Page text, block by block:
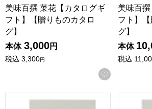
美味百撰 菜花【カタログギ
フト】【贈りものカタロ
グ】
本体 3,000円
税込 3,300円
お気に入り
美味百
フト】
グ】
本体
税込
リンベル ソナエ カード シーブルー【
リンベ